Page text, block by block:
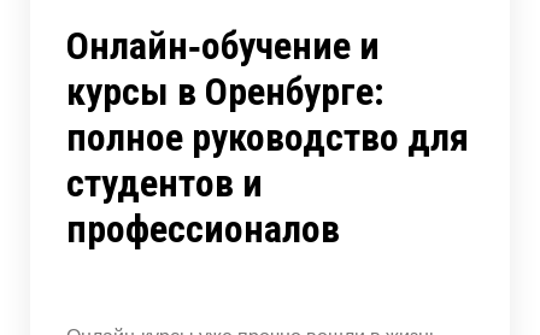
Онлайн‑обучение и
курсы в Оренбурге:
полное руководство для
студентов и
профессионалов